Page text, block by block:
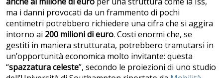
ma i danni provocati da un frammento di pochi
centimetri potrebbero richiedere una cifra che si aggira
intorno ai 200 milioni di euro. Costi enormi che, se
gestiti in maniera strutturata, potrebbero tramutarsi in
un’opportunità economica molto invitante: questa
“spazzatura celeste”, secondo le proiezioni di uno studio